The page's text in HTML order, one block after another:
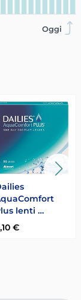
Oggi
lenti …
€